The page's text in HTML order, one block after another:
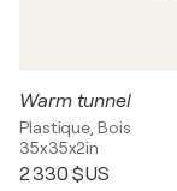
Warm tunnel
Plastique, Bois
35x35x2in
2 330 $US